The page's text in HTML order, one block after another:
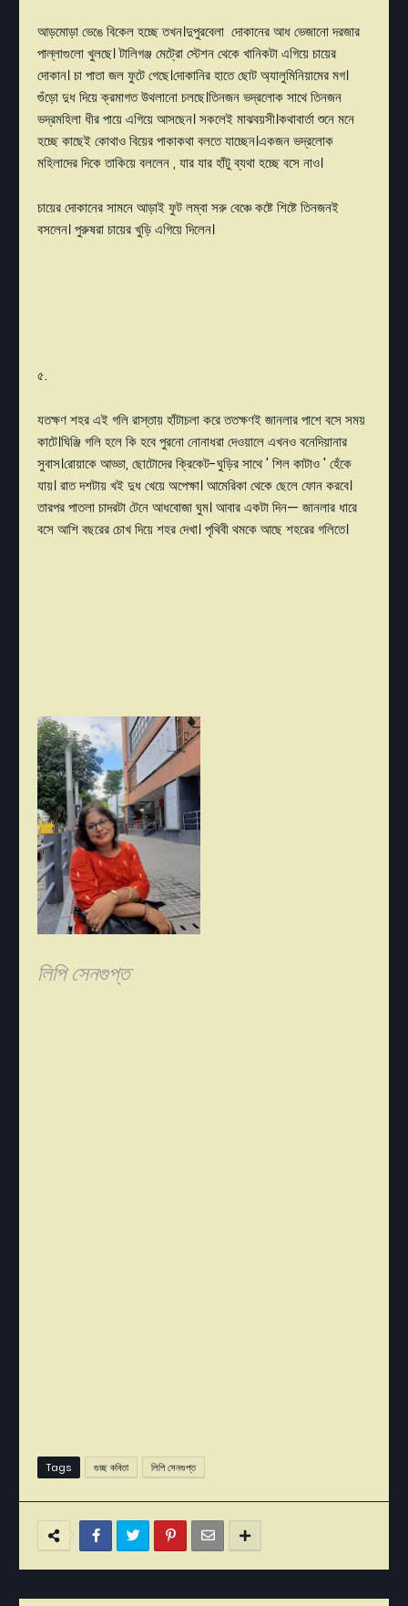
আড়মোড়া ভেঙে বিকেল হচ্ছে তখন।দুপুরবেলা দোকানের আধ ভেজানো দরজার
পাল্লাগুলো খুলছে। টালিগঞ্জ মেট্রো স্টেশন থেকে খানিকটা এগিয়ে চায়ের
দোকান। চা পাতা জল ফুটে গেছে।দোকানির হাতে ছোট অ্যালুমিনিয়ামের মগ।
গুঁড়ো দুধ দিয়ে ক্রমাগত উথলানো চলছে।তিনজন ভদ্রলোক সাথে তিনজন
ভদ্রমহিলা ধীর পায়ে এগিয়ে আসছেন। সকলেই মাঝবয়সী।কথাবার্তা শুনে মনে
হচ্ছে কাছেই কোথাও বিয়ের পাকাকথা বলতে যাচ্ছেন।একজন ভদ্রলোক
মহিলাদের দিকে তাকিয়ে বললেন , যার যার হাঁটু ব্যথা হচ্ছে বসে নাও।
চায়ের দোকানের সামনে আড়াই ফুট লম্বা সরু বেঞ্চে কষ্টে শিষ্টে তিনজনই
বসলেন। পুরুষরা চায়ের খুড়ি এগিয়ে দিলেন।
৫.
যতক্ষণ শহর এই গলি রাস্তায় হাঁটাচলা করে ততক্ষণই জানলার পাশে বসে সময়
কাটে।ঘিঞ্জি গলি হলে কি হবে পুরনো নোনাধরা দেওয়ালে এখনও বনেদিয়ানার
সুবাস।রোয়াকে আড্ডা, ছোটোদের ক্রিকেট-ঘুড়ির সাথে ' শিল কাটাও ' হেঁকে
যায়। রাত দশটায় খই দুধ খেয়ে অপেক্ষা। আমেরিকা থেকে ছেলে ফোন করবে।
তারপর পাতলা চাদরটা টেনে আধবোজা ঘুম। আবার একটা দিন— জানলার ধারে
বসে আশি বছরের চোখ দিয়ে শহর দেখা। পৃথিবী থমকে আছে শহরের গলিতে।
লিপি সেনগুপ্ত
Tags গুচ্ছ কবিতা লিপি সেনগুপ্ত